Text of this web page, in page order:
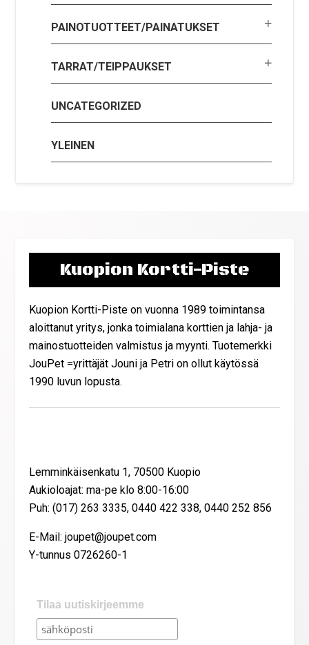
PAINOTUOTTEET/PAINATUKSET
TARRAT/TEIPPAUKSET
UNCATEGORIZED
YLEINEN
Kuopion Kortti-Piste
Kuopion Kortti-Piste on vuonna 1989 toimintansa
aloittanut yritys, jonka toimialana korttien ja lahja- ja
mainostuotteiden valmistus ja myynti. Tuotemerkki
JouPet =yrittäjät Jouni ja Petri on ollut käytössä
1990 luvun lopusta.
Lemminkäisenkatu 1, 70500 Kuopio
Aukioloajat: ma-pe klo 8:00-16:00
Puh: (017) 263 3335, 0440 422 338, 0440 252 856
E-Mail: joupet@joupet.com
Y-tunnus 0726260-1
Tilaa uutiskirjeemme